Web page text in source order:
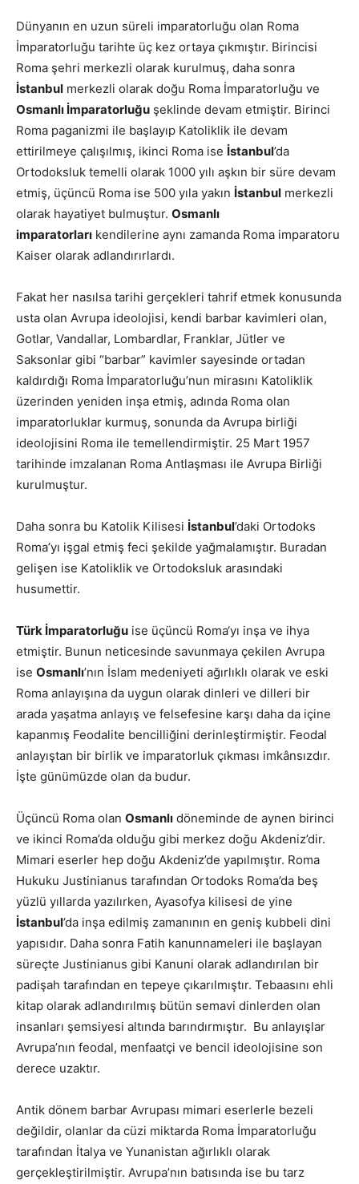
Dünyanın en uzun süreli imparatorluğu olan Roma
İmparatorluğu tarihte üç kez ortaya çıkmıştır. Birincisi
Roma şehri merkezli olarak kurulmuş, daha sonra
İstanbul merkezli olarak doğu Roma İmparatorluğu ve
Osmanlı İmparatorluğu şeklinde devam etmiştir. Birinci
Roma paganizmi ile başlayıp Katoliklik ile devam
ettirilmeye çalışılmış, ikinci Roma ise İstanbul’da
Ortodoksluk temelli olarak 1000 yılı aşkın bir süre devam
etmiş, üçüncü Roma ise 500 yıla yakın İstanbul merkezli
olarak hayatiyet bulmuştur. Osmanlı
imparatorları kendilerine aynı zamanda Roma imparatoru
Kaiser olarak adlandırırlardı.
Fakat her nasılsa tarihi gerçekleri tahrif etmek konusunda
usta olan Avrupa ideolojisi, kendi barbar kavimleri olan,
Gotlar, Vandallar, Lombardlar, Franklar, Jütler ve
Saksonlar gibi “barbar” kavimler sayesinde ortadan
kaldırdığı Roma İmparatorluğu’nun mirasını Katoliklik
üzerinden yeniden inşa etmiş, adında Roma olan
imparatorluklar kurmuş, sonunda da Avrupa birliği
ideolojisini Roma ile temellendirmiştir. 25 Mart 1957
tarihinde imzalanan Roma Antlaşması ile Avrupa Birliği
kurulmuştur.
Daha sonra bu Katolik Kilisesi İstanbul’daki Ortodoks
Roma’yı işgal etmiş feci şekilde yağmalamıştır. Buradan
gelişen ise Katoliklik ve Ortodoksluk arasındaki
husumettir.
Türk İmparatorluğu ise üçüncü Roma‘yı inşa ve ihya
etmiştir. Bunun neticesinde savunmaya çekilen Avrupa
ise Osmanlı’nın İslam medeniyeti ağırlıklı olarak ve eski
Roma anlayışına da uygun olarak dinleri ve dilleri bir
arada yaşatma anlayış ve felsefesine karşı daha da içine
kapanmış Feodalite bencilliğini derinleştirmiştir. Feodal
anlayıştan bir birlik ve imparatorluk çıkması imkânsızdır.
İşte günümüzde olan da budur.
Üçüncü Roma olan Osmanlı döneminde de aynen birinci
ve ikinci Roma’da olduğu gibi merkez doğu Akdeniz’dir.
Mimari eserler hep doğu Akdeniz’de yapılmıştır. Roma
Hukuku Justinianus tarafından Ortodoks Roma’da beş
yüzlü yıllarda yazılırken, Ayasofya kilisesi de yine
İstanbul’da inşa edilmiş zamanının en geniş kubbeli dini
yapısıdır. Daha sonra Fatih kanunnameleri ile başlayan
süreçte Justinianus gibi Kanuni olarak adlandırılan bir
padişah tarafından en tepeye çıkarılmıştır. Tebaasını ehli
kitap olarak adlandırılmış bütün semavi dinlerden olan
insanları şemsiyesi altında barındırmıştır. Bu anlayışlar
Avrupa’nın feodal, menfaatçi ve bencil ideolojisine son
derece uzaktır.
Antik dönem barbar Avrupası mimari eserlerle bezeli
değildir, olanlar da cüzi miktarda Roma İmparatorluğu
tarafından İtalya ve Yunanistan ağırlıklı olarak
gerçekleştirilmiştir. Avrupa’nın batısında ise bu tarz